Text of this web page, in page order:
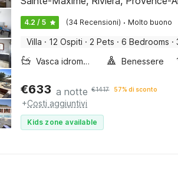
4.2 / 5 (34 Recensioni) · Molto buono
Villa · 12 Ospiti · 2 Pets · 6 Bedrooms ·
Vasca idromassaggio
Benessere
€633 a notte €1417 57% di sconto
+Costi aggiuntivi
Kids zone available